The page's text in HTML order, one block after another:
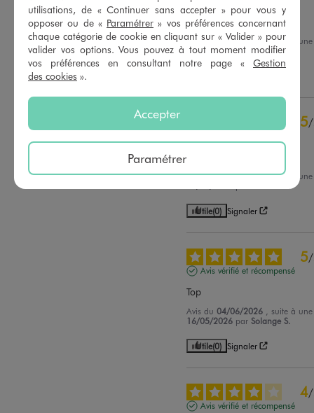
2étoiles
0
1étoile 1
Trier les avis
Parfait fait le travail
Avis du 19/07/2026 , suite à
06/07/2026 par Olga R.
5/
Avis du13/06/2026 , suite à
Utile(0) Signaler
5/
Avis vérifié et récompensé
Top
Avis du04/06/2026
, suite à
16/05/2026 par Solange S.
Utile(0) Signaler
4/
Avis vérifié et récompensé
utilisations, de « Continuer sans accepter » pour vous y
opposer ou de « Paramétrer » vos préférences concernant
chaque catégorie de cookie en cliquant sur « Valider » pour
valider vos options. Vous pouvez à tout moment modifier
vos préférences en consultant notre page « Gestion
des cookies ».
Accepter
Paramétrer